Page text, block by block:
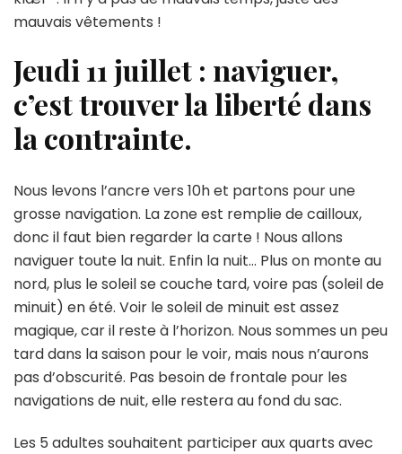
mauvais vêtements !
Jeudi 11 juillet : naviguer,
c’est trouver la liberté dans
la contrainte.
Nous levons l’ancre vers 10h et partons pour une
grosse navigation. La zone est remplie de cailloux,
donc il faut bien regarder la carte ! Nous allons
naviguer toute la nuit. Enfin la nuit… Plus on monte au
nord, plus le soleil se couche tard, voire pas (soleil de
minuit) en été. Voir le soleil de minuit est assez
magique, car il reste à l’horizon. Nous sommes un peu
tard dans la saison pour le voir, mais nous n’aurons
pas d’obscurité. Pas besoin de frontale pour les
navigations de nuit, elle restera au fond du sac.
Les 5 adultes souhaitent participer aux quarts avec